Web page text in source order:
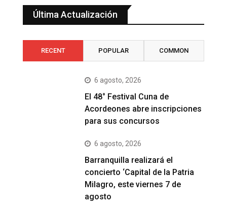
Última Actualización
RECENT POPULAR COMMON
6 agosto, 2026
El 48° Festival Cuna de
Acordeones abre inscripciones
para sus concursos
6 agosto, 2026
Barranquilla realizará el
concierto ‘Capital de la Patria
Milagro, este viernes 7 de
agosto